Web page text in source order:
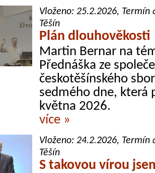
Vloženo:25.2.2026, Termín
Těšín
Plán dlouhověkosti
Martin Bernar na
Přednáška ze
českotěšínského
sedmého dne, která
května 2026.
více »
Vloženo:24.2.2026, Termín
Těšín
S takovou vírou